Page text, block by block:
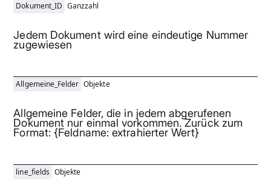
Dokument_ID Ganzzahl
Jedem Dokument wird eine eindeutige Nummer
zugewiesen
Allgemeine_Felder Objekte
Allgemeine Felder, die in jedem abgerufenen
Dokument nur einmal vorkommen. Zurück zum
Format: {Feldname: extrahierter Wert}
line_fields Objekte